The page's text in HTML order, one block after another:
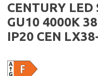
CENTURY
GU10 4000K
IP20 CEN